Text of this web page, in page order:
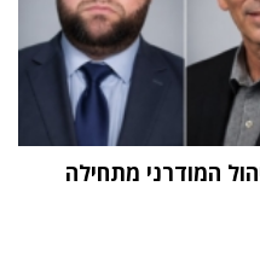
המודרני מתחילה